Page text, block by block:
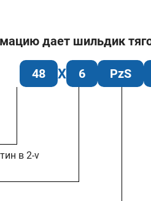
дает шильдик
48 6 PzS
в 2-v